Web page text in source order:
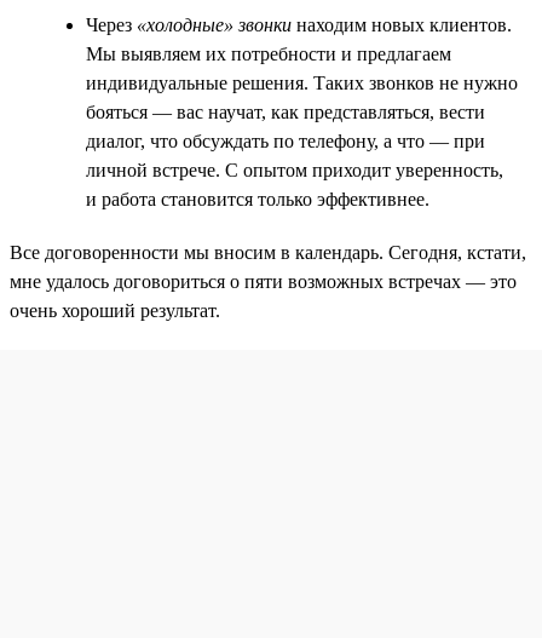
Через «холодные» звонки находим новых клиентов.
Мы выявляем их потребности и предлагаем
индивидуальные решения. Таких звонков не нужно
бояться — вас научат, как представляться, вести
диалог, что обсуждать по телефону, а что — при
личной встрече. С опытом приходит уверенность,
и работа становится только эффективнее.
Все договоренности мы вносим в календарь. Сегодня, кстати,
мне удалось договориться о пяти возможных встречах — это
очень хороший результат.